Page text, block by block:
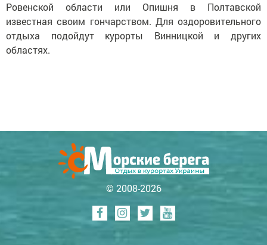
Ровенской области или Опишня в Полтавской
известная своим гончарством. Для оздоровительного
отдыха подойдут курорты Винницкой и других
областях.
© 2008-2026